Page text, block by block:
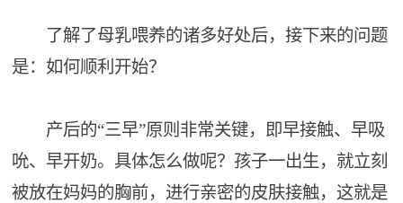
了解了母乳喂养的诸多好处后，接下来的问题
是：如何顺利开始？
产后的“三早”原则非常关键，即早接触、早吸
吮、早开奶。具体怎么做呢？孩子一出生，就立刻
被放在妈妈的胸前，进行亲密的皮肤接触，这就是